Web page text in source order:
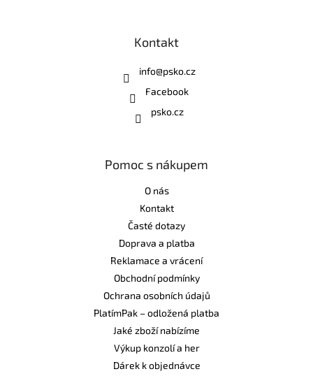
Kontakt
info@psko.cz
Facebook
psko.cz
Pomoc s nákupem
O nás
Kontakt
Časté dotazy
Doprava a platba
Reklamace a vrácení
Obchodní podmínky
Ochrana osobních údajů
PlatímPak – odložená platba
Jaké zboží nabízíme
Výkup konzolí a her
Dárek k objednávce